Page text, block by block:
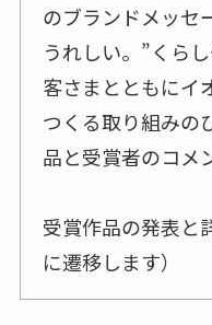
のブランドメッセ
うれしい。”くら
客さまとともにイ
つくる取り組みの
品と受賞者のコメ
受賞作品の発表と
に遷移します）